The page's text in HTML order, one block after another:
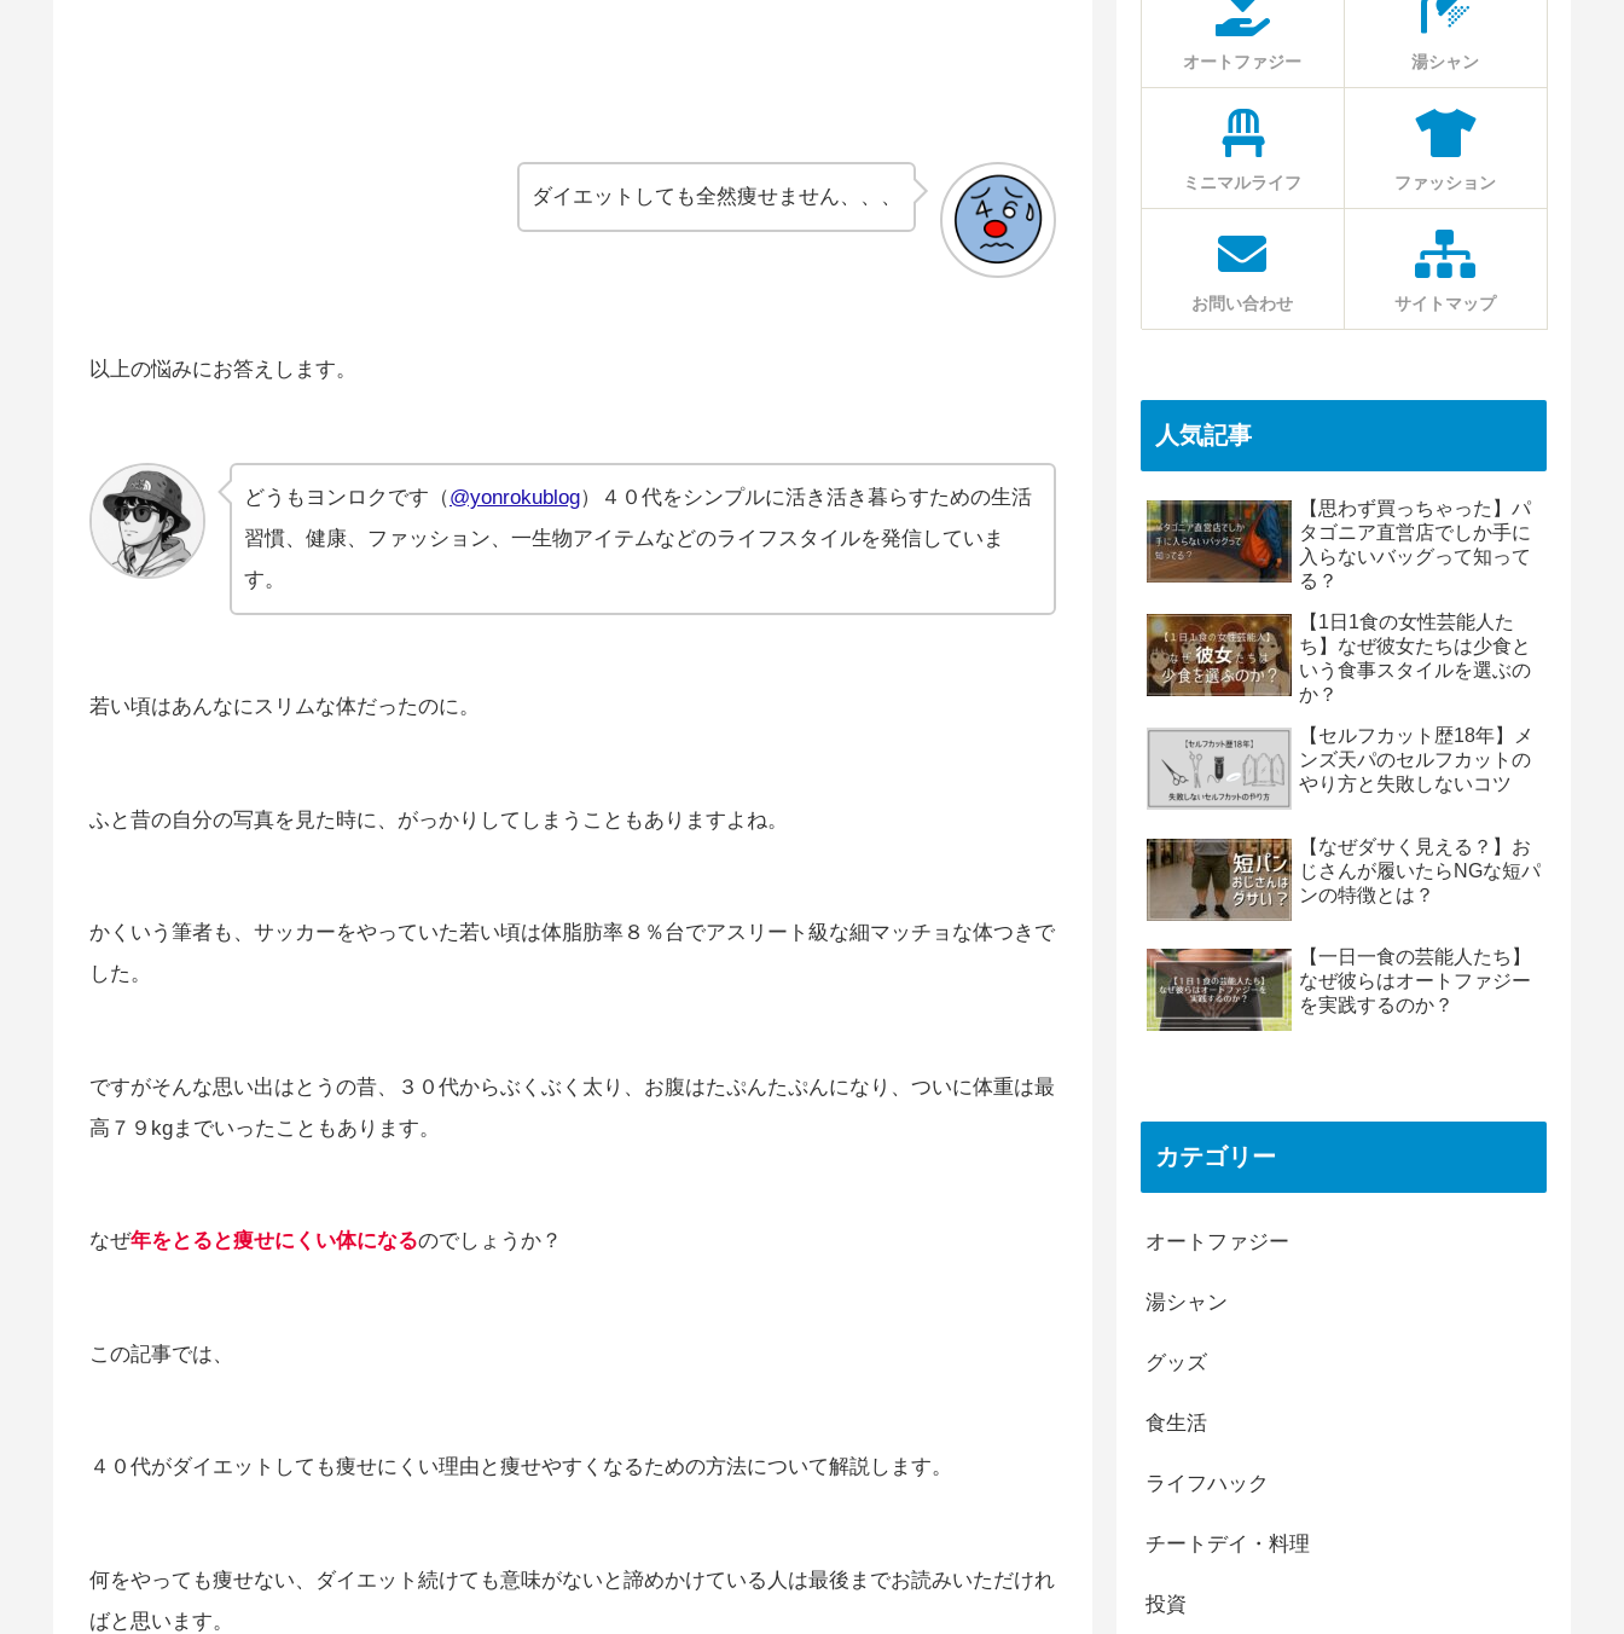
ダイエットしても全然痩せません、、、
以上の悩みにお答えします。
どうもヨンロクです（@yonrokublog）４０代をシンプルに活き活き暮らすための生活
習慣、健康、ファッション、一生物アイテムなどのライフスタイルを発信していま
す。
若い頃はあんなにスリムな体だったのに。
ふと昔の自分の写真を見た時に、がっかりしてしまうこともありますよね。
かくいう筆者も、サッカーをやっていた若い頃は体脂肪率８％台でアスリート級な細マッチョな体つきで
した。
ですがそんな思い出はとうの昔、３０代からぶくぶく太り、お腹はたぷんたぷんになり、ついに体重は最
高７９kgまでいったこともあります。
なぜ年をとると痩せにくい体になるのでしょうか？
この記事では、
４０代がダイエットしても痩せにくい理由と痩せやすくなるための方法について解説します。
何をやっても痩せない、ダイエット続けても意味がないと諦めかけている人は最後までお読みいただけれ
ばと思います。
オートファジー 湯シャン
ミニマルライフ ファッション
お問い合わせ サイトマップ
人気記事
【思わず買っちゃった】パ
タゴニア直営店でしか手に
入らないバッグって知って
る？
【1日1食の女性芸能人た
ち】なぜ彼女たちは少食と
いう食事スタイルを選ぶの
か？
【セルフカット歴18年】メ
ンズ天パのセルフカットの
やり方と失敗しないコツ
【なぜダサく見える？】お
じさんが履いたらNGな短パ
ンの特徴とは？
【一日一食の芸能人たち】
なぜ彼らはオートファジー
を実践するのか？
カテゴリー
オートファジー
湯シャン
グッズ
食生活
ライフハック
チートデイ・料理
投資